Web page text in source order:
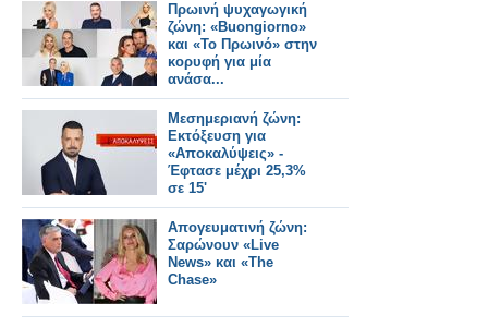
Πρωινή ψυχαγωγική
ζώνη: «Buongiorno»
και «Το Πρωινό» στην
κορυφή για μία
ανάσα...
Μεσημεριανή ζώνη:
Εκτόξευση για
«Αποκαλύψεις» -
Έφτασε μέχρι 25,3%
σε 15'
Απογευματινή ζώνη:
Σαρώνουν «Live
News» και «The
Chase»